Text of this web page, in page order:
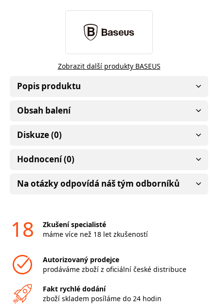
Zobrazit další produkty BASEUS
Popis produktu
Obsah balení
Diskuze (0)
Hodnocení (0)
Na otázky odpovídá náš tým odborníků
18
Zkušení specialisté
máme více než 18 let zkušeností
Autorizovaný prodejce
prodáváme zboží z oficiální české distribuce
Fakt rychlé dodání
zboží skladem posíláme do 24 hodin